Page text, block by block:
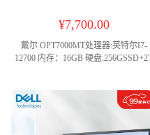
¥7,700.00
戴尔 OPT7000MT处理器:英特尔I7-
12700 内存：16GB 硬盘